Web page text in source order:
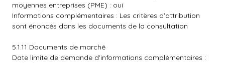
moyennes entreprises (PME) : oui
Informations complémentaires : Les critères d'attribution
sont énoncés dans les documents de la consultation
5.1.11 Documents de marché
Date limite de demande d'informations complémentaires :